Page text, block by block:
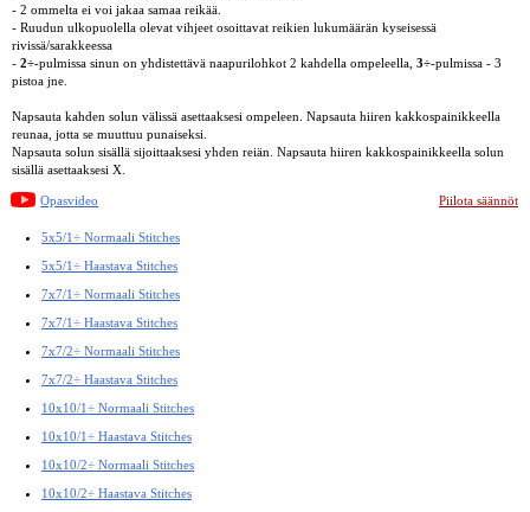
- 2 ommelta ei voi jakaa samaa reikää.
- Ruudun ulkopuolella olevat vihjeet osoittavat reikien lukumäärän kyseisessä
rivissä/sarakkeessa
- 2÷-pulmissa sinun on yhdistettävä naapurilohkot 2 kahdella ompeleella, 3÷-pulmissa - 3
pistoa jne.
Napsauta kahden solun välissä asettaaksesi ompeleen. Napsauta hiiren kakkospainikkeella
reunaa, jotta se muuttuu punaiseksi.
Napsauta solun sisällä sijoittaaksesi yhden reiän. Napsauta hiiren kakkospainikkeella solun
sisällä asettaaksesi X.
Opasvideo Piilota säännöt
5x5/1÷ Normaali Stitches
5x5/1÷ Haastava Stitches
7x7/1÷ Normaali Stitches
7x7/1÷ Haastava Stitches
7x7/2÷ Normaali Stitches
7x7/2÷ Haastava Stitches
10x10/1÷ Normaali Stitches
10x10/1÷ Haastava Stitches
10x10/2÷ Normaali Stitches
10x10/2÷ Haastava Stitches